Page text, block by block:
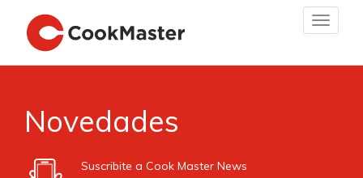
Toggle
Novedades
Suscribite a Cook Master News